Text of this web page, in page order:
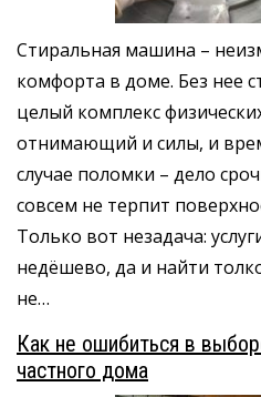
Стиральная машина –
комфорта в доме. Без нее
целый комплекс
отнимающий и силы, и
случае поломки – дело
совсем не терпит
Только вот незадача:
недёшево, да и найти
не…
Как не ошибиться в
частного дома